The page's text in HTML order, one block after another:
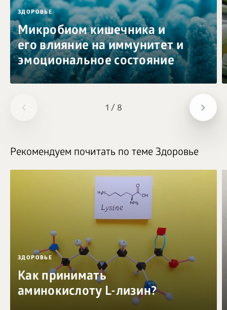
1 / 8
ЗДОРОВЬЕ
Микробиом кишечника и
его влияние на иммунитет и
эмоциональное состояние
Рекомендуем почитать по теме Здоровье
ЗДОРОВЬЕ
Как принимать
аминокислоту L-лизин?